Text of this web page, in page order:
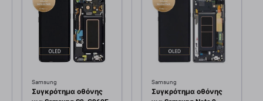
Samsung
Συγκρότημα οθόνης
Samsung
Συγκρότημα οθόνης